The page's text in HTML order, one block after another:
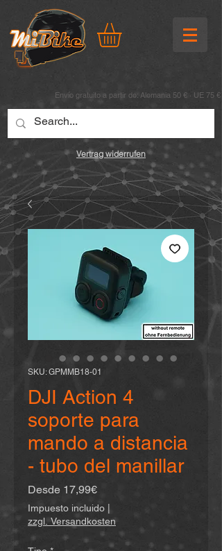
Envío gratuito a partir de: Alemania 50 € · UE 75 €
Vertrag widerrufen
SKU: GPMMB18-01
DJI Action 4
soporte para
mando a distancia
- tubo del manillar
Desde 17,99€Precio
de
oferta
Impuesto incluido
zzgl. Versandkosten